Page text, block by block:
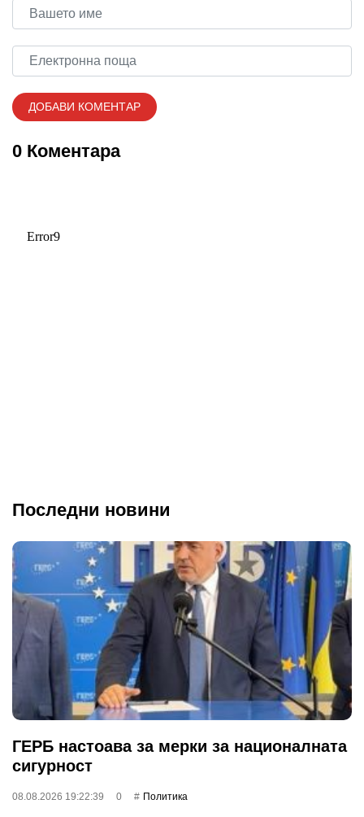
0 Коментара
Последни новини
ГЕРБ настоава за мерки за националната
сигурност
08.08.2026 19:22:39 0 Политика